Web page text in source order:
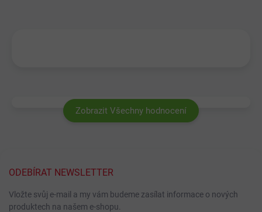
Zobrazit Všechny hodnocení
ODEBÍRAT NEWSLETTER
Vložte svůj e-mail a my vám budeme zasílat informace o nových
produktech na našem e-shopu.